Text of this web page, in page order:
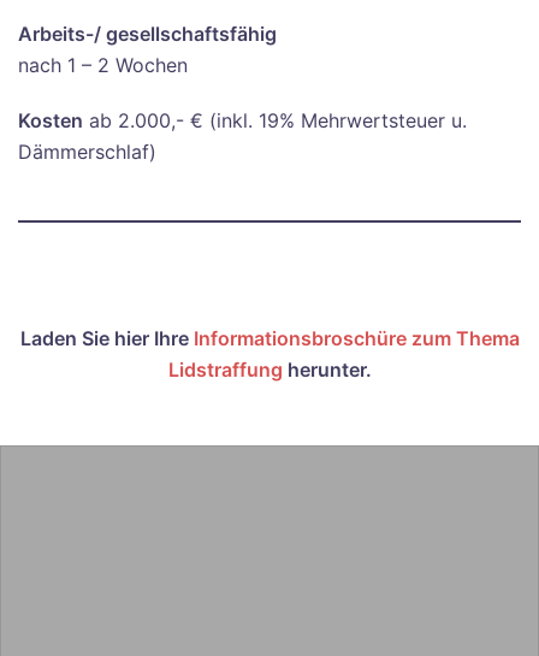
Arbeits-/ gesellschaftsfähig
nach 1 – 2 Wochen
Kosten ab 2.000,- € (inkl. 19% Mehrwertsteuer u.
Dämmerschlaf)
Laden Sie hier Ihre Informationsbroschüre zum Thema
Lidstraffung herunter.